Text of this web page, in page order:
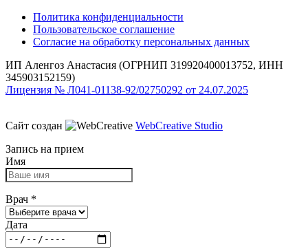
Политика конфиденциальности
Пользовательское соглашение
Согласие на обработку персональных данных
ИП Аленгоз Анастасия (ОГРНИП 319920400013752, ИНН
345903152159)
Лицензия № Л041-01138-92/02750292 от 24.07.2025
Сайт создан
WebCreative Studio
Запись на прием
Имя
Врач *
Дата